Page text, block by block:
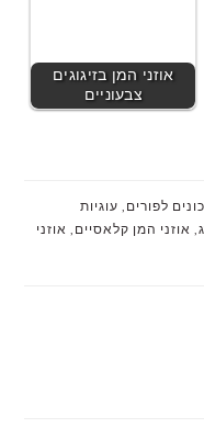
אוזני המן בזיגוגים
צבעוניים
לפורים , עוגיות
, אוזני המן קלאסיים , אוזני